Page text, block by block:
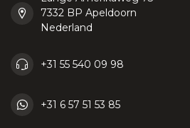
7332 BP Apeldoorn
Nederland
+31 55 540 09 98
+31 6 57 51 53 85